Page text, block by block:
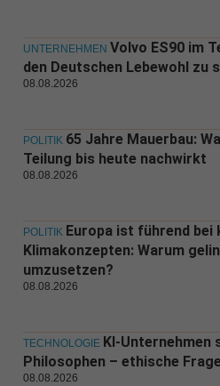
UNTERNEHMEN Volvo ES90 im
den Deutschen Lebewohl zu
08.08.2026
POLITIK 65 Jahre Mauerbau:
Teilung bis heute nachwirkt
08.08.2026
POLITIK Europa ist führend bei
Klimakonzepten: Warum
umzusetzen?
08.08.2026
TECHNOLOGIE KI-Unternehmen
Philosophen – ethische
08.08.2026